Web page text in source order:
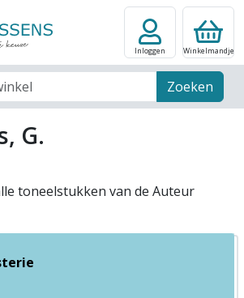
Zoeken
Inloggen Winkelmandje
G.
toneelstukken van de Auteur